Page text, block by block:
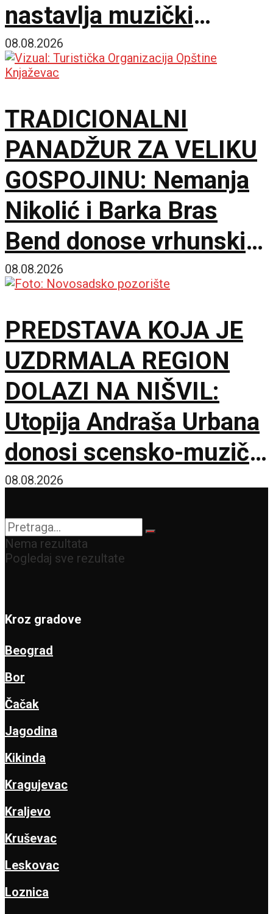
nastavlja muzički
maraton u Beloj Palanci
08.08.2026
TRADICIONALNI
PANADŽUR ZA VELIKU
GOSPOJINU: Nemanja
Nikolić i Barka Bras
Bend donose vrhunski
provod u Jalovik Izvor
08.08.2026
PREDSTAVA KOJA JE
UZDRMALA REGION
DOLAZI NA NIŠVIL:
Utopija Andraša Urbana
donosi scensko-muzički
šok za bolji život
08.08.2026
Nema rezultata
Pogledaj sve rezultate
Kroz gradove
Beograd
Bor
Čačak
Jagodina
Kikinda
Kragujevac
Kraljevo
Kruševac
Leskovac
Loznica